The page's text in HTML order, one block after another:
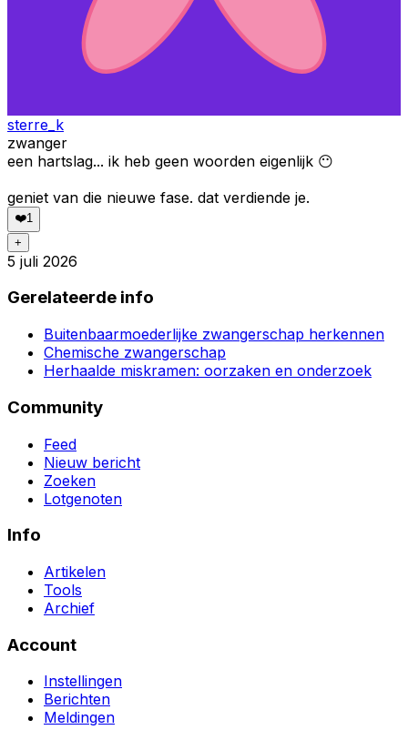
sterre_k
zwanger
een hartslag... ik heb geen woorden eigenlijk 😶
geniet van die nieuwe fase. dat verdiende je.
❤️1
+
5 juli 2026
Gerelateerde info
Buitenbaarmoederlijke zwangerschap herkennen
Chemische zwangerschap
Herhaalde miskramen: oorzaken en onderzoek
Community
Feed
Nieuw bericht
Zoeken
Lotgenoten
Info
Artikelen
Tools
Archief
Account
Instellingen
Berichten
Meldingen